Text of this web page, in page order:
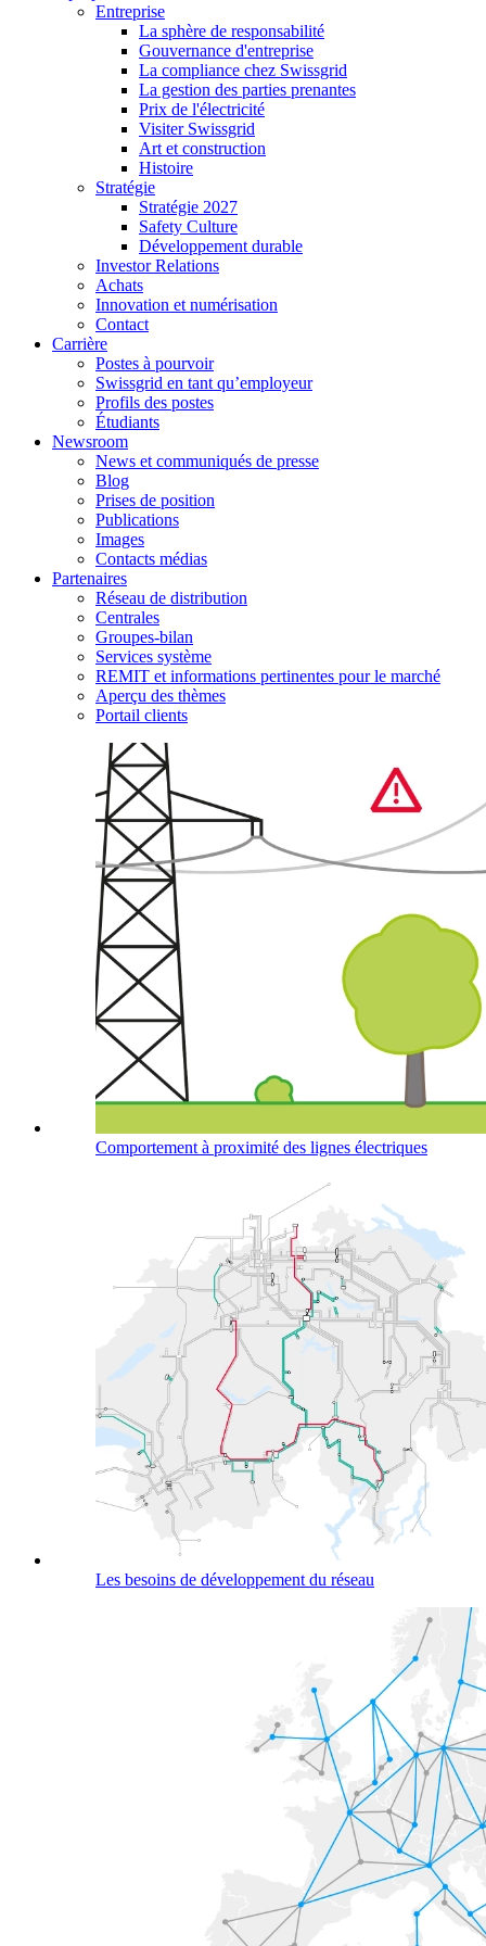
Entreprise
La sphère de responsabilité
Gouvernance d'entreprise
La compliance chez Swissgrid
La gestion des parties prenantes
Prix de l'électricité
Visiter Swissgrid
Art et construction
Histoire
Stratégie
Stratégie 2027
Safety Culture
Développement durable
Investor Relations
Achats
Innovation et numérisation
Contact
Carrière
Postes à pourvoir
Swissgrid en tant qu’employeur
Profils des postes
Étudiants
Newsroom
News et communiqués de presse
Blog
Prises de position
Publications
Images
Contacts médias
Partenaires
Réseau de distribution
Centrales
Groupes-bilan
Services système
REMIT et informations pertinentes pour le marché
Aperçu des thèmes
Portail clients
Comportement à proximité des lignes électriques
Les besoins de développement du réseau